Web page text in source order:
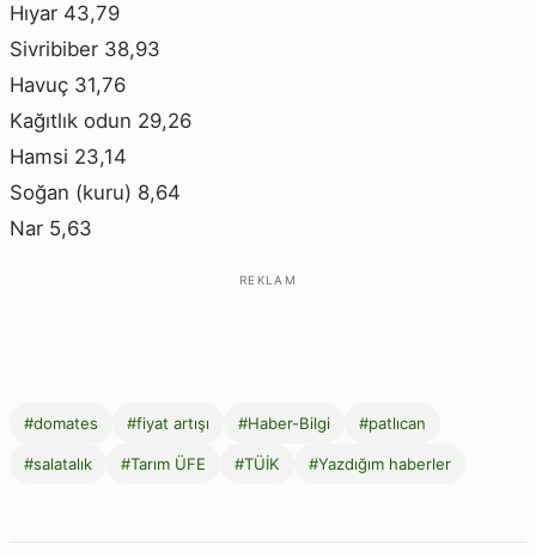
Hıyar 43,79
Sivribiber 38,93
Havuç 31,76
Kağıtlık odun 29,26
Hamsi 23,14
Soğan (kuru) 8,64
Nar 5,63
REKLAM
#domates #fiyat artışı #Haber-Bilgi #patlıcan
#salatalık #Tarım ÜFE #TÜİK #Yazdığım haberler